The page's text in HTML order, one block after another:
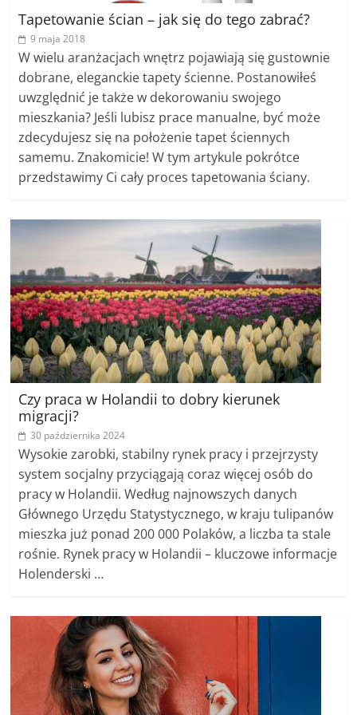
Tapetowanie ścian – jak się do tego zabrać?
9 maja 2018
W wielu aranżacjach wnętrz pojawiają się gustownie
dobrane, eleganckie tapety ścienne. Postanowiłeś
uwzględnić je także w dekorowaniu swojego
mieszkania? Jeśli lubisz prace manualne, być może
zdecydujesz się na położenie tapet ściennych
samemu. Znakomicie! W tym artykule pokrótce
przedstawimy Ci cały proces tapetowania ściany.
Czy praca w Holandii to dobry kierunek
migracji?
30 października 2024
Wysokie zarobki, stabilny rynek pracy i przejrzysty
system socjalny przyciągają coraz więcej osób do
pracy w Holandii. Według najnowszych danych
Głównego Urzędu Statystycznego, w kraju tulipanów
mieszka już ponad 200 000 Polaków, a liczba ta stale
rośnie. Rynek pracy w Holandii – kluczowe informacje
Holenderski …